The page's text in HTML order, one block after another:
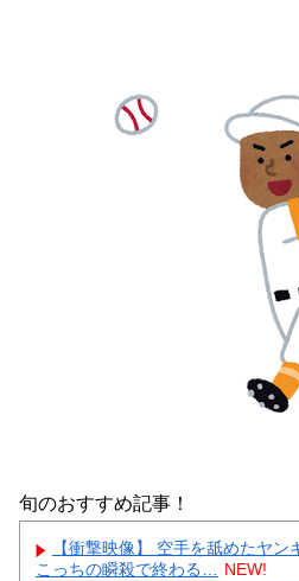
旬のおすすめ記事！
【衝撃映像】 空手を舐めたヤ
こっちの瞬殺で終わる… NEW!